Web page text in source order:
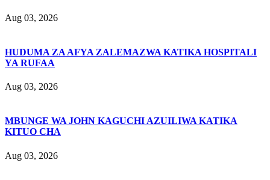
Aug 03, 2026
HUDUMA ZA AFYA ZALEMAZWA KATIKA HOSPITALI
YA RUFAA
Aug 03, 2026
MBUNGE WA JOHN KAGUCHI AZUILIWA KATIKA
KITUO CHA
Aug 03, 2026